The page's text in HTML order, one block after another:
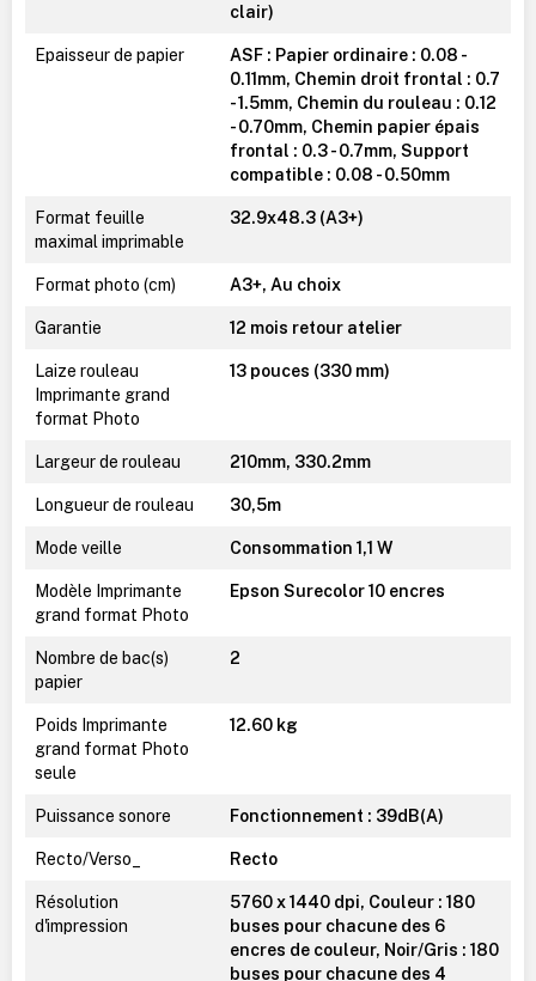
clair)
Epaisseur de papier
ASF : Papier ordinaire : 0.08 -
0.11mm, Chemin droit frontal : 0.7
- 1.5mm, Chemin du rouleau : 0.12
- 0.70mm, Chemin papier épais
frontal : 0.3 - 0.7mm, Support
compatible : 0.08 - 0.50mm
Format feuille
maximal imprimable
32.9x48.3 (A3+)
Format photo (cm) A3+, Au choix
Garantie 12 mois retour atelier
Laize rouleau
Imprimante grand
format Photo
13 pouces (330 mm)
Largeur de rouleau 210mm, 330.2mm
Longueur de rouleau 30,5m
Mode veille Consommation 1,1 W
Modèle Imprimante
grand format Photo
Epson Surecolor 10 encres
Nombre de bac(s)
papier
2
Poids Imprimante
grand format Photo
seule
12.60 kg
Puissance sonore Fonctionnement : 39dB(A)
Recto/Verso_ Recto
Résolution
d'impression
5760 x 1440 dpi, Couleur : 180
buses pour chacune des 6
encres de couleur, Noir/Gris : 180
buses pour chacune des 4